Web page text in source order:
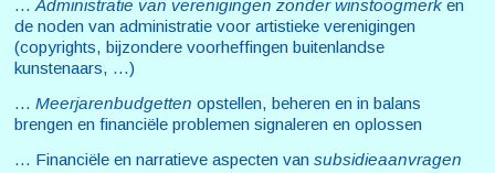
… Administratie van verenigingen zonder winstoogmerken
de noden van administratie voor artistieke verenigingen
(copyrights, bijzondere voorheffingen buitenlandse
kunstenaars, …)
… Meerjarenbudgetten opstellen, beheren en in balans
brengen en financiële problemen signaleren en oplossen
… Financiële en narratieve aspecten van subsidieaanvragen